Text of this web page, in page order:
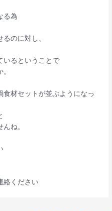
る為
のに対し、
いるということで
材セットが並ぶようになっ
ね。
絡ください